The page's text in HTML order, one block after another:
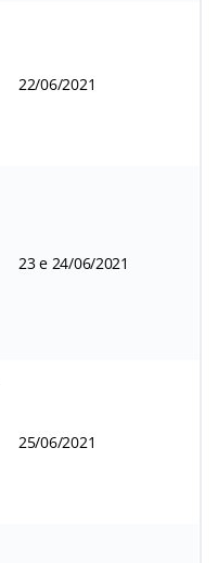
22/06/2021
23 e 24/06/2021
25/06/2021